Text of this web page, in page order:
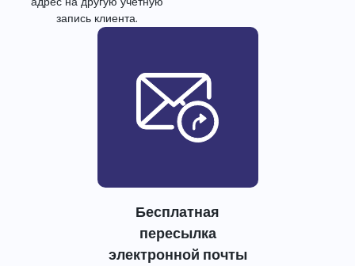
запись клиента.
Бесплатная
пересылка
электронной почты